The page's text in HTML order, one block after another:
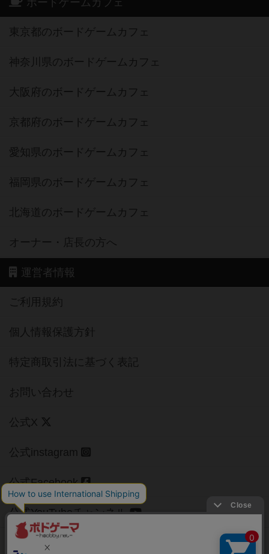
ボードゲームカフェ
東京都のボードゲームカフェ
神奈川県のボードゲームカフェ
大阪府のボードゲームカフェ
京都府のボードゲームカフェ
愛知県のボードゲームカフェ
福岡県のボードゲームカフェ
北海道のボードゲームカフェ
オーナー・店長の方へ
運営者情報
ご利用規約
個人情報保護方針
特定商取引法に基づく表記
お問い合わせ
公式X
公式instagram
公式Facebook
公式YouTubeチャンネル